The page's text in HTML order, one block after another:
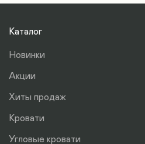
Каталог
Новинки
Акции
Хиты продаж
Кровати
Угловые кровати